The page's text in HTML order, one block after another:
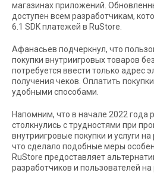
магазинах приложений.
доступен всем разработчикам,
6.1 SDK платежей в RuStore.
Афанасьев подчеркнул, что
покупки внутриигровых товаров
потребуется ввести только адрес
получения чеков. Оплатить
удобными способами.
Напомним, что в начале 2022 года
столкнулись с трудностями при
внутриигровые покупки и услуги
что сделало подобные меры
RuStore предоставляет
разработчиков и пользователей на